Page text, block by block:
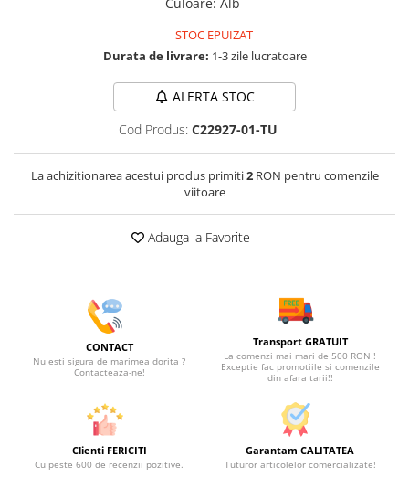
STOC EPUIZAT
Durata de livrare: 1-3 zile lucratoare
ALERTA STOC
Cod Produs: C22927-01-TU
La achizitionarea acestui produs primiti2RON pentru comenzile
viitoare
Adauga la Favorite
CONTACT
Nu esti sigura de marimea dorita ?
Contacteaza-ne!
Transport GRATUIT
La comenzi mai mari de 500 RON !
Exceptie fac promotiile si comenzile
din afara tarii!!
Clienti FERICITI
Cu peste 600 de recenzii pozitive.
Garantam CALITATEA
Tuturor articolelor comercializate!